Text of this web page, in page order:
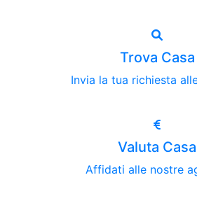
Trova Casa
Invia la tua richiesta
Valuta Casa
Affidati alle nostre